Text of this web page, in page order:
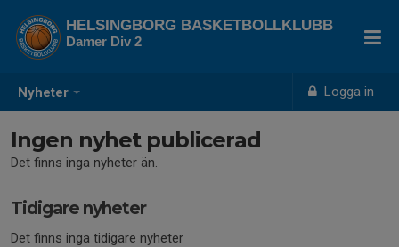
Nyheter Logga in
HELSINGBORG BASKETBOLLKLUBB
Damer Div 2
Ingen nyhet publicerad
Det finns inga nyheter än.
Tidigare nyheter
Det finns inga tidigare nyheter